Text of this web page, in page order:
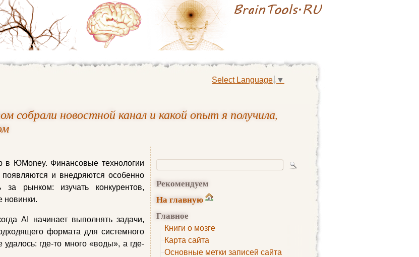
Select Language ▼
собрали новостной канал и какой опыт я получила,
Рекомендуем
На главную
Главное
Книги о мозге
Карта сайта
Основные метки записей сайта
в ЮMoney. Финансовые технологии
и внедряются особенно
рынком: изучать конкурентов,
новинки.
AI начинает выполнять задачи,
формата для системного
удалось: где-то много «воды», а где-